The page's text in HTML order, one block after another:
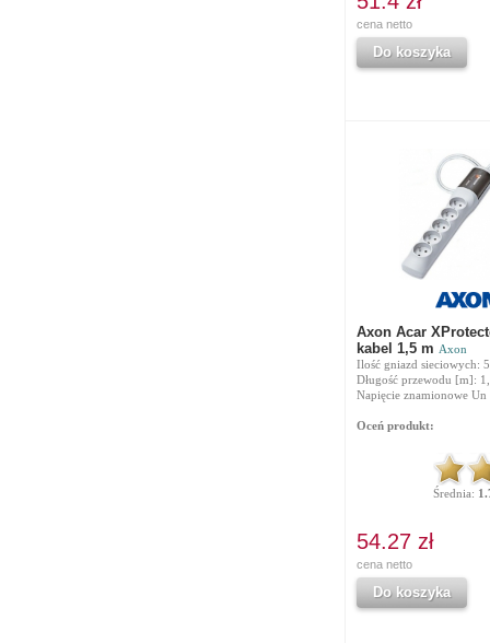
cena netto
Do koszyka
Axon Acar
kabel 1,5 m Axon
Ilość gniazd sieciowych: 5
Długość przewodu [m]:
Napięcie znamionowe
Oceń produkt:
Średnia:
54.27 zł
cena netto
Do koszyka